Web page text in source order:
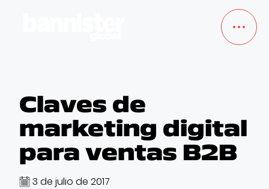
TRABAJOS
SERVICIOS
NOSOTROS
Claves de
marketing digital
para ventas B2B
3 de julio de 2017